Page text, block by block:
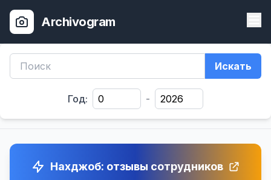
Archivogram
Искать
Год: -
Нахджоб: отзывы сотрудников